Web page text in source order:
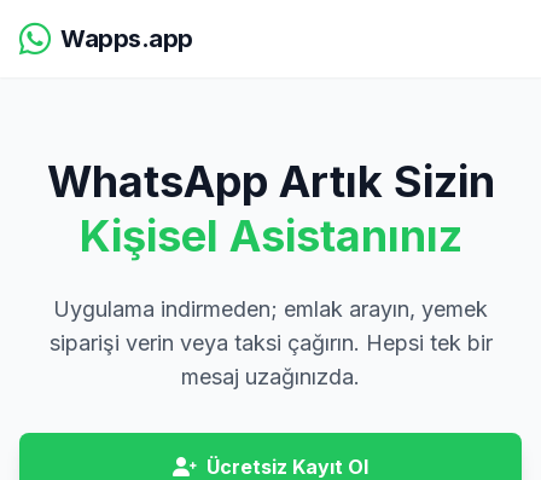
Wapps.app
WhatsApp Artık Sizin
Kişisel Asistanınız
Uygulama indirmeden; emlak arayın, yemek
siparişi verin veya taksi çağırın. Hepsi tek bir
mesaj uzağınızda.
Ücretsiz Kayıt Ol